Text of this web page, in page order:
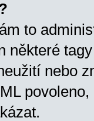
to
některé
nebo